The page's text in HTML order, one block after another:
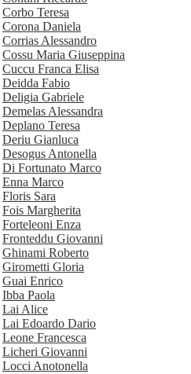
Corbo Teresa
Corona Daniela
Corrias Alessandro
Cossu Maria Giuseppina
Cuccu Franca Elisa
Deidda Fabio
Deligia Gabriele
Demelas Alessandra
Deplano Teresa
Deriu Gianluca
Desogus Antonella
Di Fortunato Marco
Enna Marco
Floris Sara
Fois Margherita
Forteleoni Enza
Fronteddu Giovanni
Ghinami Roberto
Girometti Gloria
Guai Enrico
Ibba Paola
Lai Alice
Lai Edoardo Dario
Leone Francesca
Licheri Giovanni
Locci Anotonella